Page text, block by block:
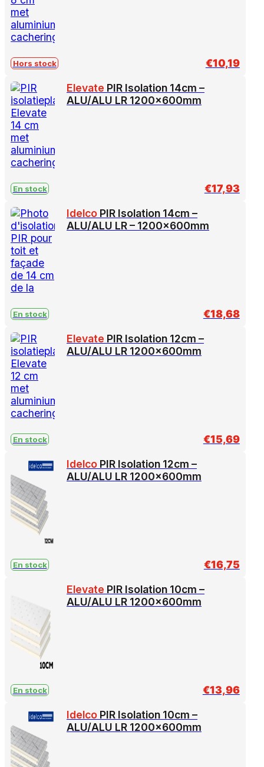
Hors stock €10,19
Elevate PIR Isolation 14cm –
ALU/ALU LR 1200x600mm
En stock €17,93
Idelco PIR Isolation 14cm –
ALU/ALU LR – 1200x600mm
En stock €18,68
Elevate PIR Isolation 12cm –
ALU/ALU LR 1200x600mm
En stock €15,69
Idelco PIR Isolation 12cm –
ALU/ALU LR 1200x600mm
En stock €16,75
Elevate PIR Isolation 10cm –
ALU/ALU LR 1200x600mm
En stock €13,96
Idelco PIR Isolation 10cm –
ALU/ALU LR 1200x600mm